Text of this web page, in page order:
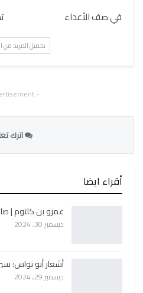
في صف الأعداء
تحميل المزيد من
-
اترك
أقراء ايضا
عمرو بن كلثوم |
ديسمبر 30, 2024
أشعار أبو نواس:
ديسمبر 29, 2024